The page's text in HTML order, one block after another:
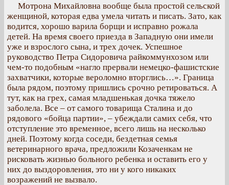
Мотрона Михайловна вообще была простой сельской
женщиной, которая едва умела читать и писать. Зато, как
водится, хорошо варила борщи и исправно рожала
детей. На время своего приезда в Западную они имели
уже и взрослого сына, и трех дочек. Успешное
руководство Петра Сидоровича райкоммунхозом или
чем-то подобным «нагло прервали немецко-фашистские
захватчики, которые вероломно вторглись…». Граница
была рядом, поэтому пришлись срочно ретироваться. А
тут, как на грех, самая младшенькая дочка тяжело
заболела. Все – от самого товарища Сталина и до
рядового «бойца партии», – убеждали самих себя, что
отступление это временное, всего лишь на несколько
дней. Поэтому когда соседи, бездетная семья
ветеринарного врача, предложили Козаченкам не
рисковать жизнью больного ребенка и оставить его у
них до выздоровления, это ни у кого никаких
возражений не вызвало.